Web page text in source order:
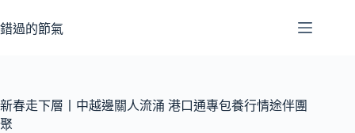
至
容
錯過的節氣
新春走下層丨中越邊關人流涌 港口通專包養行情途伴團
聚